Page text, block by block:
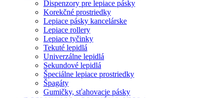
Dispenzory pre lepiace pásky
Korekčné prostriedky
Lepiace pásky kancelárske
Lepiace rollery
Lepiace tyčinky
Tekuté lepidlá
Univerzálne lepidlá
Sekundové lepidlá
Špeciálne lepiace prostriedky
Špagáty
Gumičky, sťahovacie pásky